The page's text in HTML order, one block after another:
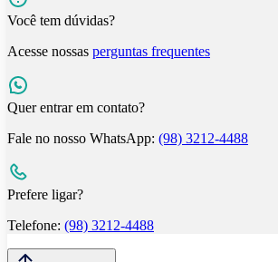
Você tem dúvidas?
Acesse nossas perguntas frequentes
Quer entrar em contato?
Fale no nosso WhatsApp: (98) 3212-4488
Prefere ligar?
Telefone: (98) 3212-4488